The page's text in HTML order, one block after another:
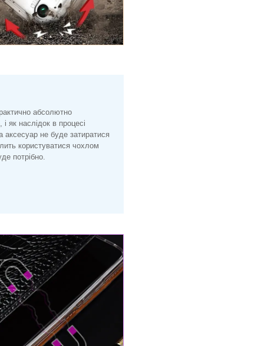
абсолютно
як наслідок в процесі
аксесуар не буде затиратися
користуватися чохлом
потрібно.